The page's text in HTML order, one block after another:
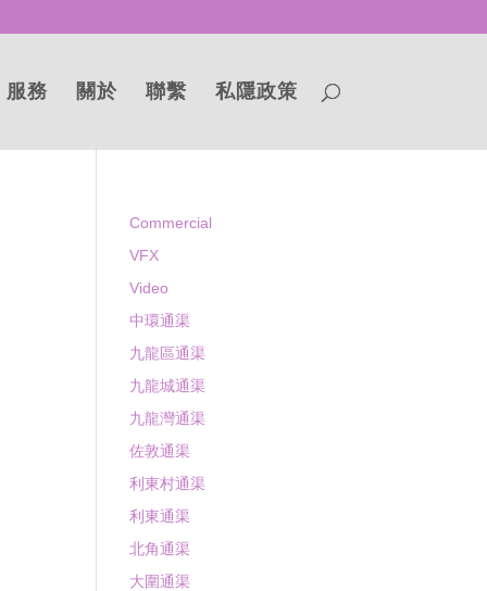
服務 關於 聯繫 私隱政策
Commercial
VFX
Video
中環通渠
九龍區通渠
九龍城通渠
九龍灣通渠
佐敦通渠
利東村通渠
利東通渠
北角通渠
大圍通渠